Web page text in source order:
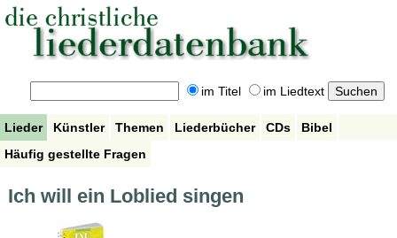
im Titel im Liedtext
Lieder Künstler Themen Liederbücher CDs
Bibel
Häufig gestellte Fragen
Ich will ein Loblied singen